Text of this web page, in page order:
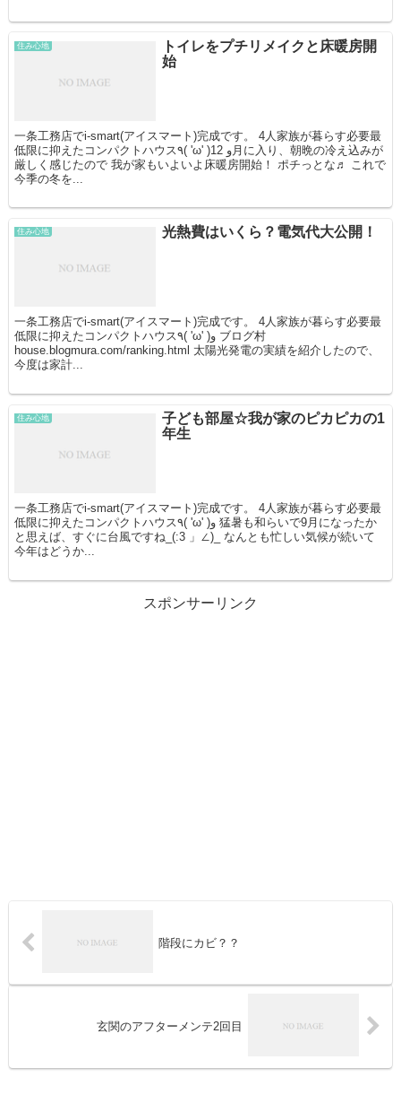
住み心地
トイレをプチリメイクと床暖房開
始
一条工務店でi-smart(アイスマート)完成です。 4人家族が暮らす必要最
低限に抑えたコンパクトハウス٩( 'ω' )و 12月に入り、朝晩の冷え込みが
厳しく感じたので 我が家もいよいよ床暖房開始！ ポチっとな♬ これで
今季の冬を...
住み心地 光熱費はいくら？電気代大公開！
一条工務店でi-smart(アイスマート)完成です。 4人家族が暮らす必要最
低限に抑えたコンパクトハウス٩( 'ω' )و ブログ村
house.blogmura.com/ranking.html 太陽光発電の実績を紹介したので、
今度は家計...
住み心地
子ども部屋☆我が家のピカピカの1
年生
一条工務店でi-smart(アイスマート)完成です。 4人家族が暮らす必要最
低限に抑えたコンパクトハウス٩( 'ω' )و 猛暑も和らいで9月になったか
と思えば、すぐに台風ですね_(:3 」∠)_ なんとも忙しい気候が続いて
今年はどうか...
スポンサーリンク
階段にカビ？？
玄関のアフターメンテ2回目